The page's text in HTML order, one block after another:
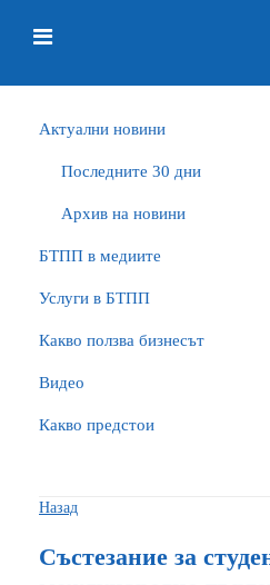
Актуални новини
Последните 30 дни
Архив на новини
БTПП в медиите
Услуги в БТПП
Какво ползва бизнесът
Видео
Какво предстои
Назад
Състезание за